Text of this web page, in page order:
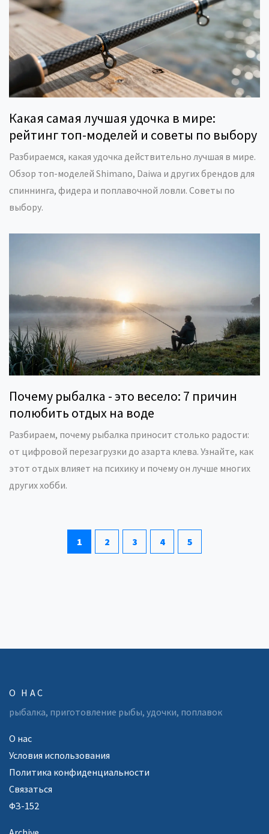
Какая самая лучшая удочка в мире:
рейтинг топ-моделей и советы по выбору
Разбираемся, какая удочка действительно лучшая в мире.
Обзор топ-моделей Shimano, Daiwa и других брендов для
спиннинга, фидера и поплавочной ловли. Советы по
выбору.
Почему рыбалка - это весело: 7 причин
полюбить отдых на воде
Разбираем, почему рыбалка приносит столько радости:
от цифровой перезагрузки до азарта клева. Узнайте, как
этот отдых влияет на психику и почему он лучше многих
других хобби.
1 2 3 4 5
О НАС
рыбалка, приготовление рыбы, удочки, поплавок
О нас
Условия использования
Политика конфиденциальности
Связаться
ФЗ-152